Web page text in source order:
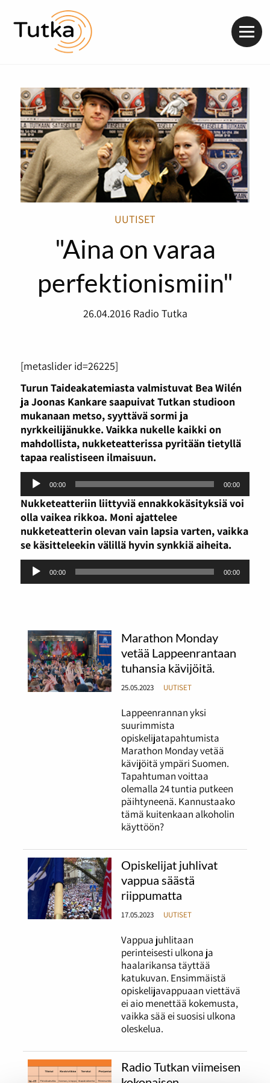
UUTISET
"Aina on varaa
perfektionismiin"
26.04.2016 Radio Tutka
[metaslider id=26225]
Turun Taideakatemiasta valmistuvat Bea Wilén
ja Joonas Kankare saapuivat Tutkan studioon
mukanaan metso, syyttävä sormi ja
nyrkkeilijänukke. Vaikka nukelle kaikki on
mahdollista, nukketeatterissa pyritään tietyllä
tapaa realistiseen ilmaisuun.
Äänitoistin
00:00 00:00
Nukketeatteriin liittyviä ennakkokäsityksiä voi
olla vaikea rikkoa. Moni ajattelee
nukketeatterin olevan vain lapsia varten, vaikka
se käsitteleekin välillä hyvin synkkiä aiheita.
Äänitoistin
00:00 00:00
Marathon Monday
vetää Lappeenrantaan
tuhansia kävijöitä.
25.05.2023 UUTISET
Lappeenrannan yksi
suurimmista
opiskelijatapahtumista
Marathon Monday vetää
kävijöitä ympäri Suomen.
Tapahtuman voittaa
olemalla 24 tuntia putkeen
päihtyneenä. Kannustaako
tämä kuitenkaan alkoholin
käyttöön?
Opiskelijat juhlivat
vappua säästä
riippumatta
17.05.2023 UUTISET
Vappua juhlitaan
perinteisesti ulkona ja
haalarikansa täyttää
katukuvan. Ensimmäistä
opiskelijavappuaan viettävä
ei aio menettää kokemusta,
vaikka sää ei suosisi ulkona
oleskelua.
Radio Tutkan viimeisen